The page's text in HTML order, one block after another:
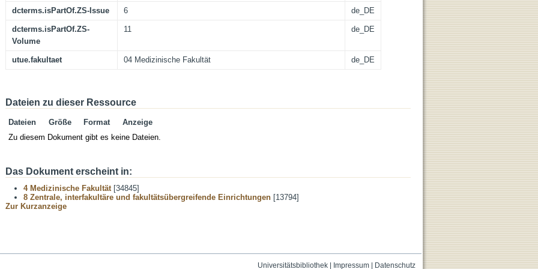
dcterms.isPartOf.ZS-Issue 6 de_DE
dcterms.isPartOf.ZS-
Volume
11 de_DE
utue.fakultaet 04 Medizinische Fakultät de_DE
Dateien zu dieser Ressource
Dateien Größe Format
Anzeige
Zu diesem Dokument gibt es keine Dateien.
Das Dokument erscheint in:
4 Medizinische Fakultät[34845]
8 Zentrale, interfakultäre und fakultätsübergreifende Einrichtungen [13794]
Zur Kurzanzeige
Universitätsbibliothek| Impressum| Datenschutz